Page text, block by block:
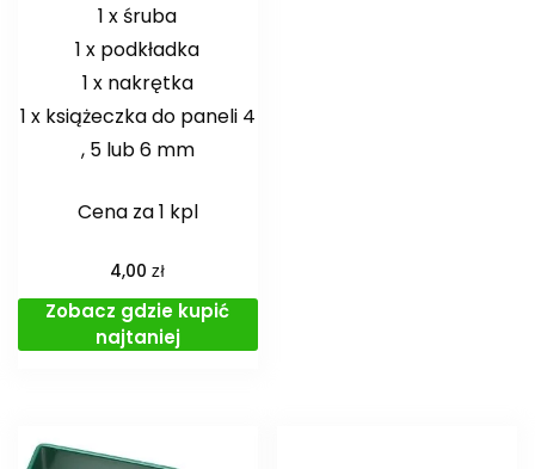
1 x śruba
1 x podkładka
1 x nakrętka
1 x książeczka do paneli 4
, 5 lub 6 mm
Cena za 1 kpl
4,00zł
Zobacz gdzie kupić
najtaniej